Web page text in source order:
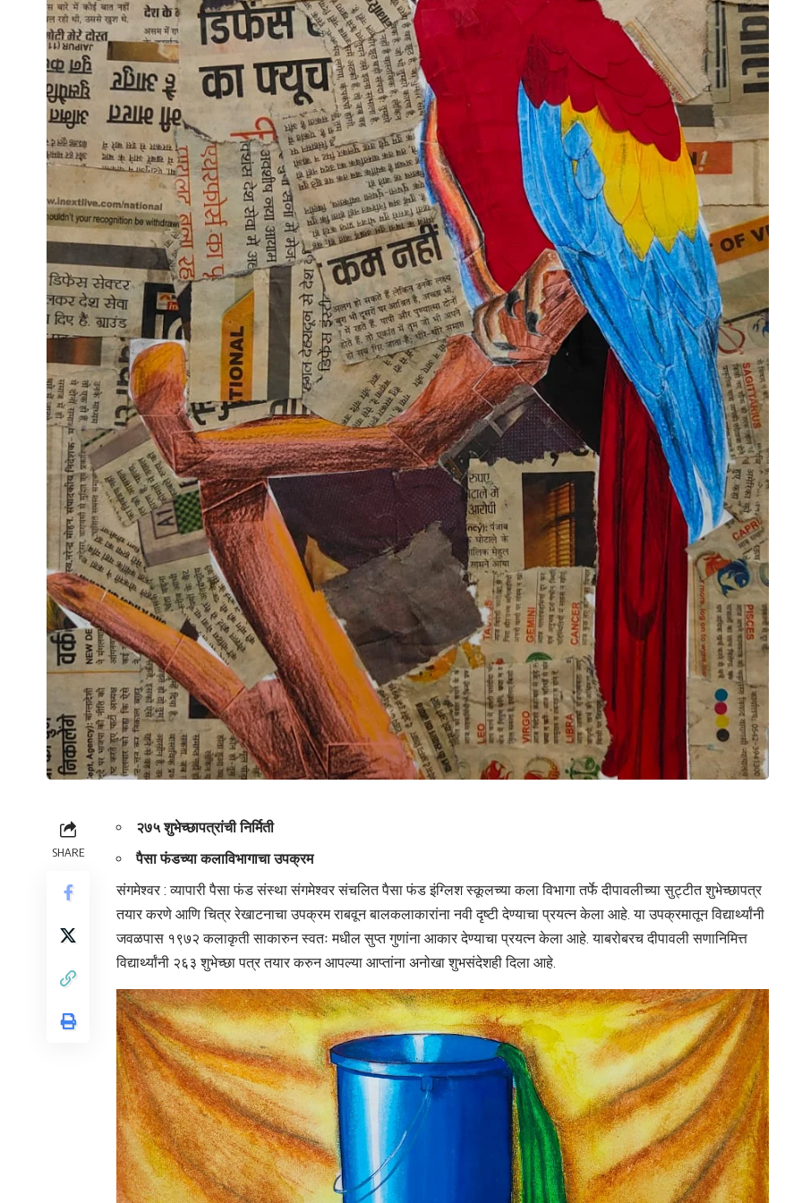
SHARE
२७५ शुभेच्छापत्रांची निर्मिती
पैसा फंडच्या कलाविभागाचा उपक्रम
संगमेश्वर : व्यापारी पैसा फंड संस्था संगमेश्वर संचलित पैसा फंड इंग्लिश स्कूलच्या कला विभागा तर्फे दीपावलीच्या सुट्टीत शुभेच्छापत्र
तयार करणे आणि चित्र रेखाटनाचा उपक्रम राबवून बालकलाकारांना नवी दृष्टी देण्याचा प्रयत्न केला आहे. या उपक्रमातून विद्यार्थ्यांनी
जवळपास १९७२ कलाकृती साकारुन स्वतः मधील सुप्त गुणांना आकार देण्याचा प्रयत्न केला आहे. याबरोबरच दीपावली सणानिमित्त
विद्यार्थ्यांनी २६३ शुभेच्छा पत्र तयार करुन आपल्या आप्तांना अनोखा शुभसंदेशही दिला आहे.